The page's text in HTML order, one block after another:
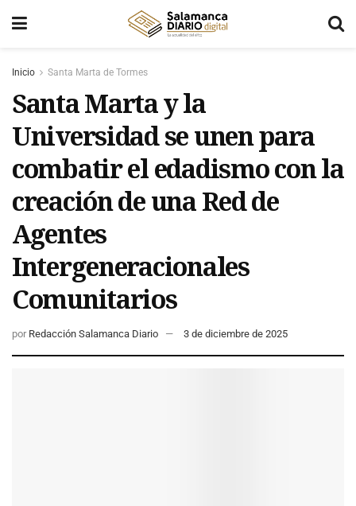
Inicio Santa Marta de Tormes
Santa Marta y la
Universidad se unen para
combatir el edadismo con la
creación de una Red de
Agentes
Intergeneracionales
Comunitarios
por Redacción Salamanca Diario 3 de diciembre de 2025